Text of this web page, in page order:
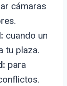
cámaras
cuando un
tu plaza.
para